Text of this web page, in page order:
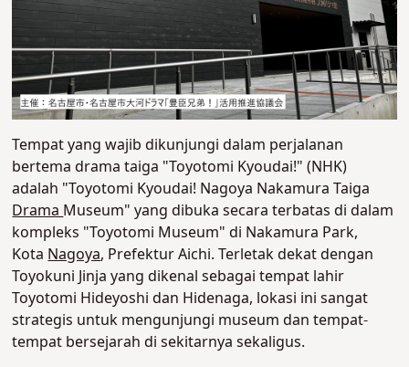
Tempat yang wajib dikunjungi dalam perjalanan
bertema drama taiga "Toyotomi Kyoudai!" (NHK)
adalah "Toyotomi Kyoudai! Nagoya Nakamura Taiga
DramaMuseum" yang dibuka secara terbatas di dalam
kompleks "Toyotomi Museum" di Nakamura Park,
KotaNagoya, Prefektur Aichi. Terletak dekat dengan
Toyokuni Jinja yang dikenal sebagai tempat lahir
Toyotomi Hideyoshi dan Hidenaga, lokasi ini sangat
strategis untuk mengunjungi museum dan tempat-
tempat bersejarah di sekitarnya sekaligus.